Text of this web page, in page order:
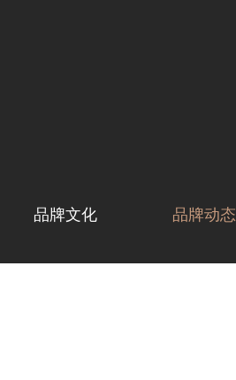
品牌文化 品牌动态